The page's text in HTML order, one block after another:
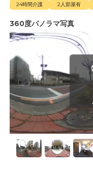
24時間介護 2人部屋有
360度パノラマ写真